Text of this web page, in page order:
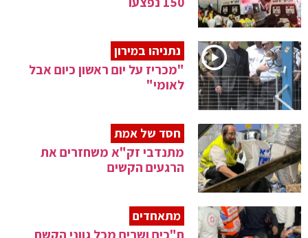
נתניהו במירון
"מכריז על יום ראשון כיום אבל
לאומי"
חסד של אמת
מתנדבי זק"א משחזרים את
הרגעים הקשים
מתאחדים